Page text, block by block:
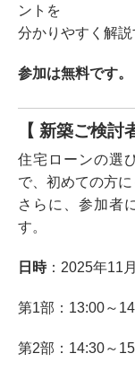
ントを
分かりやすく解説
参加は無料です。
【 新築ご検討
住宅ローンの選
で、初めての方に
さらに、参加者
す。
日時：2025年11
第1部：13:00～
第2部：14:30～